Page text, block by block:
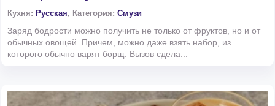
Кухня: Русская, Категория: Смузи
Заряд бодрости можно получить не только от фруктов, но и от
обычных овощей. Причем, можно даже взять набор, из
которого обычно варят борщ. Вызов сдела...